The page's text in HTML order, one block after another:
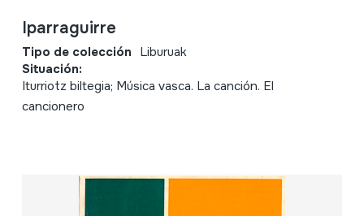
Iparraguirre
Tipo de colección Liburuak
Situación:
Iturriotz biltegia; Música vasca. La canción. El
cancionero